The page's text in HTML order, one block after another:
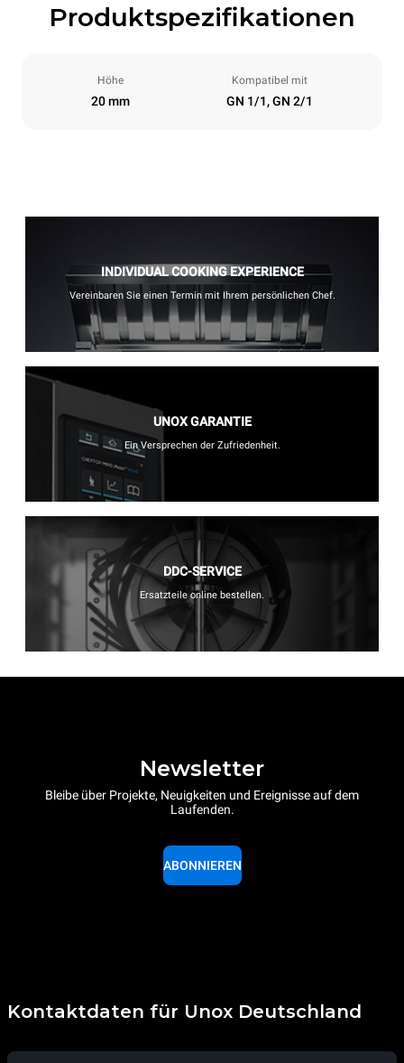
Produktspezifikationen
Höhe
20 mm
Kompatibel mit
GN 1/1, GN 2/1
INDIVIDUAL COOKING EXPERIENCE
Vereinbaren Sie einen Termin mit Ihrem persönlichen Chef.
UNOX GARANTIE
Ein Versprechen der Zufriedenheit.
DDC-SERVICE
Ersatzteile online bestellen.
Newsletter
Bleibe über Projekte, Neuigkeiten und Ereignisse auf dem
Laufenden.
ABONNIEREN
Kontaktdaten für Unox Deutschland